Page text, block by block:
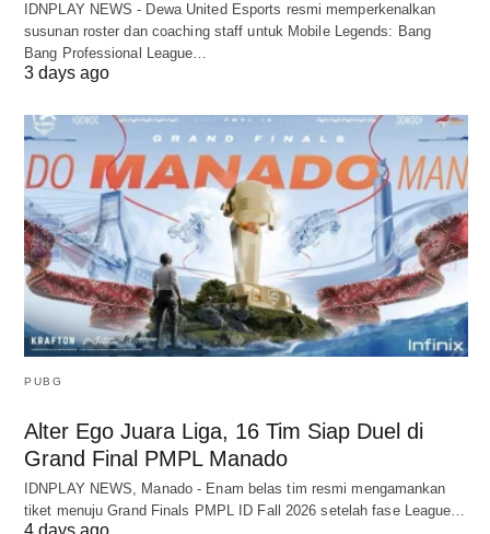
IDNPLAY NEWS - Dewa United Esports resmi memperkenalkan
susunan roster dan coaching staff untuk Mobile Legends: Bang
Bang Professional League…
3 days ago
PUBG
Alter Ego Juara Liga, 16 Tim Siap Duel di
Grand Final PMPL Manado
IDNPLAY NEWS, Manado - Enam belas tim resmi mengamankan
tiket menuju Grand Finals PMPL ID Fall 2026 setelah fase League…
4 days ago